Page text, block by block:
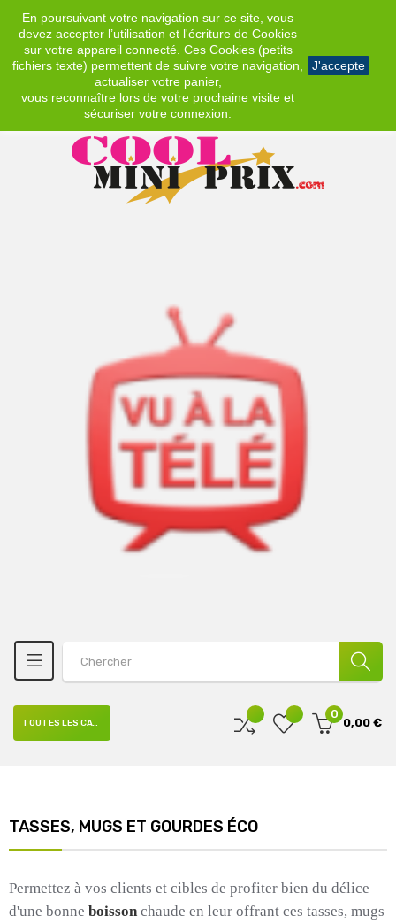
En poursuivant votre navigation sur ce site, vous
devez accepter l’utilisation et l'écriture de Cookies
sur votre appareil connecté. Ces Cookies (petits
fichiers texte) permettent de suivre votre navigation,
actualiser votre panier,
vous reconnaître lors de votre prochaine visite et
sécuriser votre connexion.
J'accepte
EUR
0
0,00 €
TOUTES LES CATÉGORIES
TASSES, MUGS ET GOURDES ÉCO
Permettez à vos clients et cibles de profiter bien du délice
d'une bonne boisson chaude en leur offrant ces tasses, mugs